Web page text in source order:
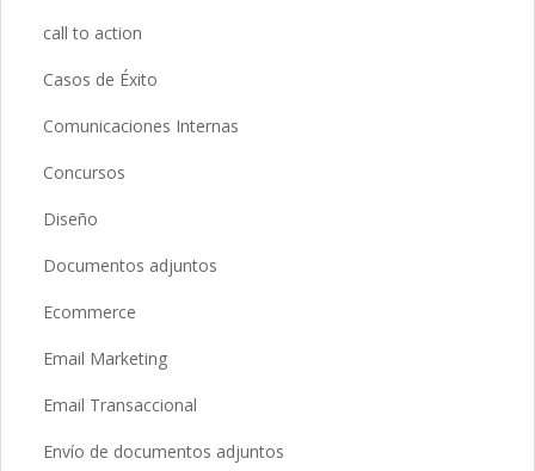
call to action
Casos de Éxito
Comunicaciones Internas
Concursos
Diseño
Documentos adjuntos
Ecommerce
Email Marketing
Email Transaccional
Envío de documentos adjuntos